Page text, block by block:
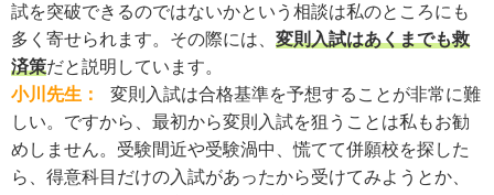
試を突破できるのではないかという相談は私のところにも
多く寄せられます。その際には、 変則入試はあくまでも救
済策だと説明しています。
小川先生：
変則入試は合格基準を予想することが非常に難
しい。ですから、最初から変則入試を狙うことは私もお勧
めしません。受験間近や受験渦中、慌てて併願校を探した
ら、得意科目だけの入試があったから受けてみようとか、